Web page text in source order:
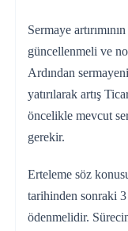
Sermaye
güncellenmeli ve
Ardından
yatırılarak artış
öncelikle mevcut
gerekir.
Erteleme söz
tarihinden sonraki 3
ödenmelidir.